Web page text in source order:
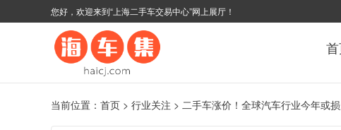
您好，欢迎来到“上海二手车交易中心”网上展厅！
当前位置： 首页 > 行业关注 > 二手车涨价！全球汽车行业今年或